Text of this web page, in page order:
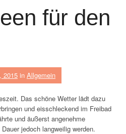
für den
2015 in Allgemein
Das schöne Wetter lädt dazu
und eisschleckend im Freibad
und äußerst angenehme
jedoch langweilig werden.